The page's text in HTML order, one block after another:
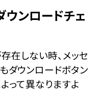
ンロードチェ
在しない時、メッセ
ダウンロードボタン
って異なりますよ